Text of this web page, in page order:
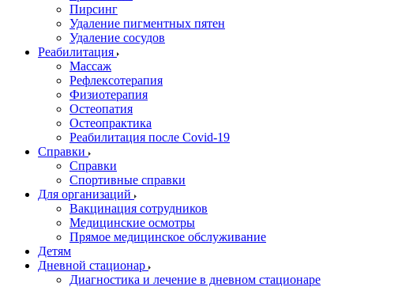
Пирсинг
Удаление пигментных пятен
Удаление сосудов
Реабилитация
Массаж
Рефлексотерапия
Физиотерапия
Остеопатия
Остеопрактика
Реабилитация после Covid-19
Справки
Справки
Спортивные справки
Для организаций
Вакцинация сотрудников
Медицинские осмотры
Прямое медицинское обслуживание
Детям
Дневной стационар
Диагностика и лечение в дневном стационаре